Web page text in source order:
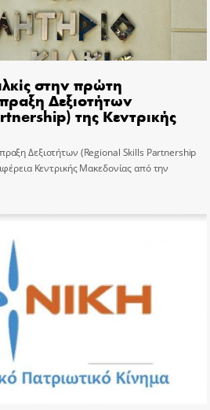
στην πρώτη
Δεξιοτήτων
της Κεντρικής
Δεξιοτήτων (Regional Skills Partnership
Κεντρικής Μακεδονίας από την